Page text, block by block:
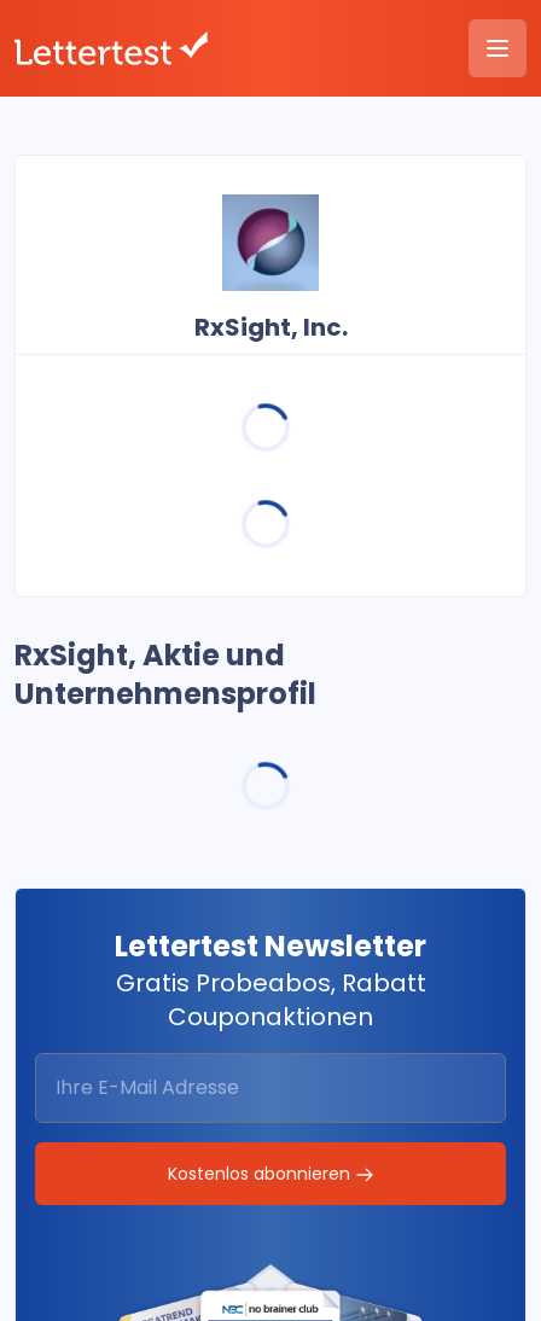
RxSight, Inc.
RxSight, Aktie und
Unternehmensprofil
Lettertest Newsletter
Gratis Probeabos, Rabatt
Couponaktionen
Kostenlos abonnieren